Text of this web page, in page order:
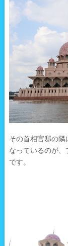
その首相官邸の
なっているのが、
です。